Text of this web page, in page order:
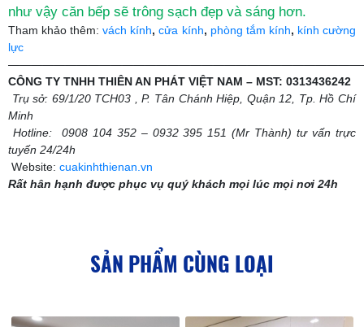
như vậy căn bếp sẽ trông sạch đẹp và sáng hơn.
Tham khảo thêm:vách kính,cửa kính, phòng tắm kính, kính cường
lực
CÔNG TY TNHH THIÊN AN PHÁT VIỆT NAM – MST: 0313436242
Trụ sở: 69/1/20 TCH03 , P. Tân Chánh Hiệp, Quận 12, Tp. Hồ Chí
Minh
Hotline: 0908 104 352 – 0932 395 151 (Mr Thành) tư vấn trực
tuyến 24/24h
Website: cuakinhthienan.vn
Rất hân hạnh được phục vụ quý khách mọi lúc mọi nơi 24h
SẢN PHẨM CÙNG LOẠI